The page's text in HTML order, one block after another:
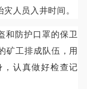
人员入井时间。
和防护口罩的保卫
矿工排成队伍，用
认真做好检查记